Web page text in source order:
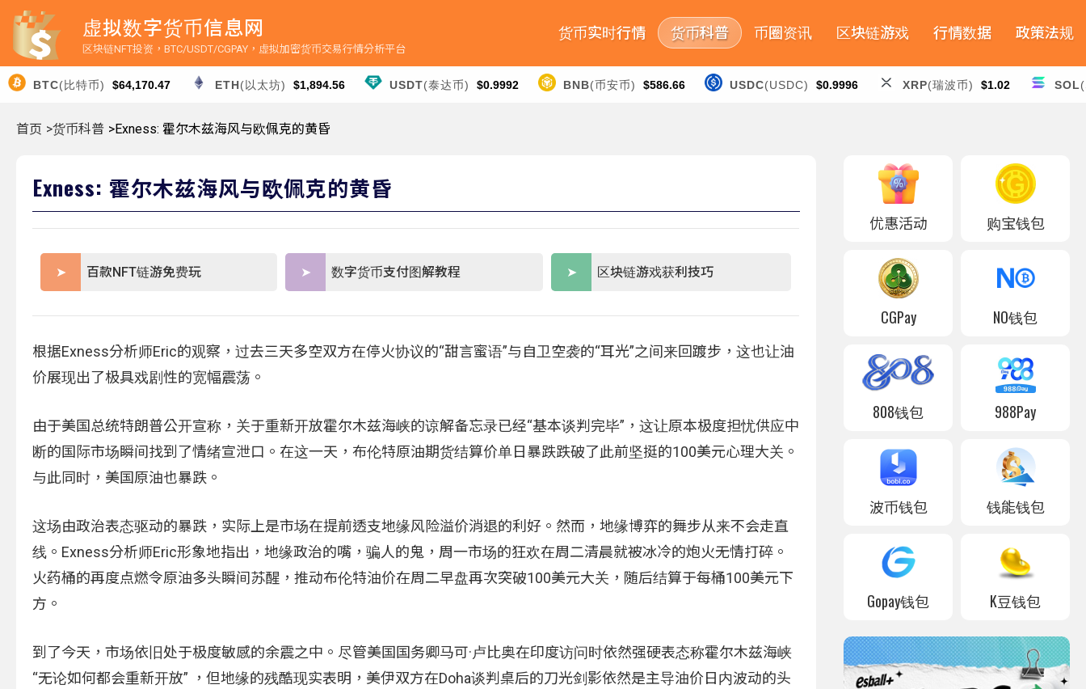
虚拟数字货币信息网
区块链NFT投资，BTC/USDT/CGPAY，虚拟加密货币交易行情分析平台
货币实时行情 货币科普 币圈资讯 区块链游戏 行情数据 政策法规
BTC(比特币) $64,170.47 ETH(以太坊) $1,894.56 USDT(泰达币) $0.9992 BNB(币安币) $586.66 USDC(USDC) $0.9996 XRP(瑞波币) $1.02 SOL
首页 >货币科普 >Exness: 霍尔木兹海风与欧佩克的黄昏
Exness: 霍尔木兹海风与欧佩克的黄昏
百款NFT链游免费玩 数字货币支付图解教程 区块链游戏获利技巧
根据Exness分析师Eric的观察，过去三天多空双方在停火协议的“甜言蜜语”与自卫空袭的“耳光”之间来回踱步，这也让油
价展现出了极具戏剧性的宽幅震荡。
由于美国总统特朗普公开宣称，关于重新开放霍尔木兹海峡的谅解备忘录已经“基本谈判完毕”，这让原本极度担忧供应中
断的国际市场瞬间找到了情绪宣泄口。在这一天，布伦特原油期货结算价单日暴跌跌破了此前坚挺的100美元心理大关。
与此同时，美国原油也暴跌。
这场由政治表态驱动的暴跌，实际上是市场在提前透支地缘风险溢价消退的利好。然而，地缘博弈的舞步从来不会走直
线。Exness分析师Eric形象地指出，地缘政治的嘴，骗人的鬼，周一市场的狂欢在周二清晨就被冰冷的炮火无情打碎。
火药桶的再度点燃令原油多头瞬间苏醒，推动布伦特油价在周二早盘再次突破100美元大关，随后结算于每桶100美元下
方。
到了今天，市场依旧处于极度敏感的余震之中。尽管美国国务卿马可·卢比奥在印度访问时依然强硬表态称霍尔木兹海峡
“无论如何都会重新开放” ，但地缘的残酷现实表明，美伊双方在Doha谈判桌后的刀光剑影依然是主导油价日内波动的头
优惠活动 购宝钱包
CGPay NO钱包
808钱包 988Pay
波币钱包 钱能钱包
Gopay钱包 K豆钱包